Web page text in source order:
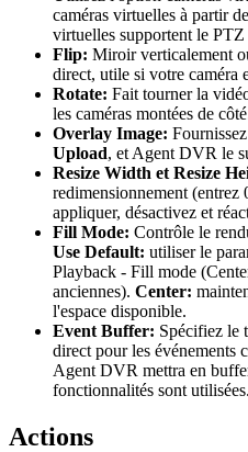
caméras virtuelles à partir
virtuelles supportent le
Flip: Miroir verticalement
direct, utile si votre caméra
Rotate: Fait tourner la
les caméras montées de
Overlay Image:
Upload, et Agent DVR le
Resize Width et Resize
redimensionnement
appliquer, désactivez et
Fill Mode: Contrôle le
Use Default: utiliser le
Playback - Fill mode
anciennes). Center:
l'espace disponible.
Event Buffer: Spécifiez le
direct pour les événements
Agent DVR mettra en
fonctionnalités sont utilisées.
Actions